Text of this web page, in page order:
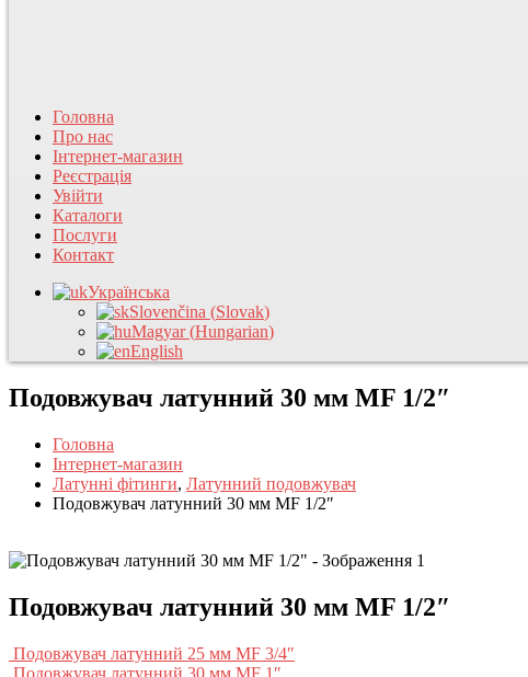
Головна
Про нас
Інтернет-магазин
Реєстрація
Увійти
Каталоги
Послуги
Контакт
Українська
Slovenčina (Slovak)
Magyar (Hungarian)
English
Подовжувач латунний 30 мм MF 1/2″
Головна
Інтернет-магазин
Латунні фітинги, Латунний подовжувач
Подовжувач латунний 30 мм MF 1/2″
Подовжувач латунний 30 мм MF 1/2″
Подовжувач латунний 25 мм MF 3/4″
Подовжувач латунний 30 мм MF 1″